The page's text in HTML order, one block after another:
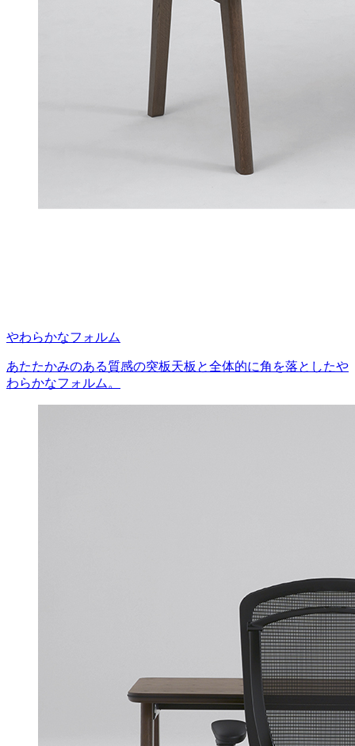
やわらかなフォルム
あたたかみのある質感の突板天板と全体的に角を落としたや
わらかなフォルム。